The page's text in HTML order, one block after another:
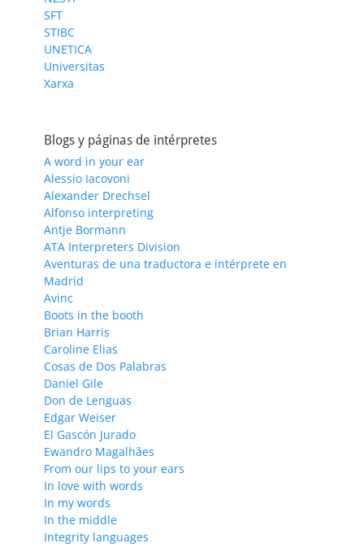
SFT
STIBC
UNETICA
Universitas
Xarxa
Blogs y páginas de intérpretes
A word in your ear
Alessio Iacovoni
Alexander Drechsel
Alfonso interpreting
Antje Bormann
ATA Interpreters Division
Aventuras de una traductora e intérprete en
Madrid
Avinc
Boots in the booth
Brian Harris
Caroline Elias
Cosas de Dos Palabras
Daniel Gile
Don de Lenguas
Edgar Weiser
El Gascón Jurado
Ewandro Magalhães
From our lips to your ears
In love with words
In my words
In the middle
Integrity languages